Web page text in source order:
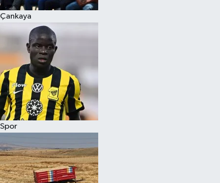
Çankaya
Spor